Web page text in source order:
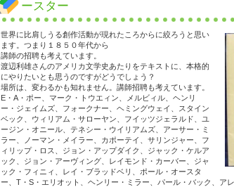
ースター
世界に比肩しうる創作活動が現れたころからに絞ろうと思い
ます。つまり１８５０年代から
講師の招聘も考えています。
渡辺利雄さんのアメリカ文学史あたりをテキストに、本格的
にやりたいとも思うのですがどうでしょう？
場所は、変わるかも知れません。講師招聘も考えています。
E・A・ポー、マーク・トウエィン、メルビィル、ヘンリ
ー・ジェイムズ、フォークナー、ヘミングウェイ、スタイン
ベック、ウィリアム・サローヤン、フイッツジェラルド、ユ
ージン・オニール、テネシー・ウイリアムズ、アーサー・ミ
ラー、ノーマン・メイラー、カポーテイ、サリンジャー、フ
ィリップ・ロス、ジョン・アップダイク、ジャック・ケルア
ック、ジョン・アーヴィング、レイモンド・カーバー、ジャ
ック・フィニィ、レイ・ブラッドベリ、ポール・オースタ
ー、T・S・エリオット、ヘンリー・ミラー、パール・バック、ア